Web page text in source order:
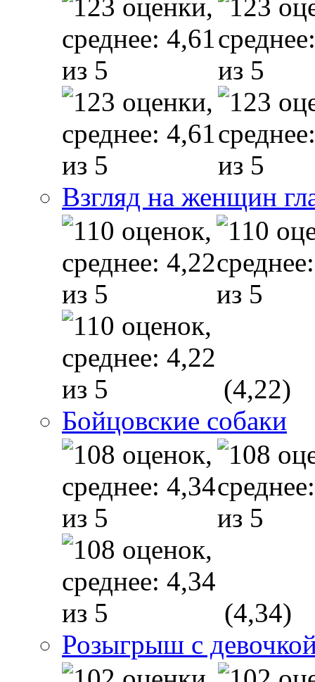
Взгляд на женщин
(4,22)
Бойцовские собаки
(4,34)
Розыгрыш с